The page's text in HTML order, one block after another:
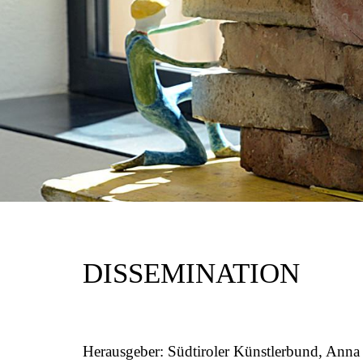
DISSEMINATION
Herausgeber: Südtiroler Künstlerbund, Anna